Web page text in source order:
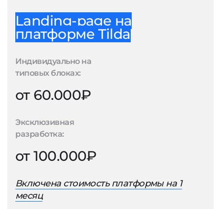
Landing-page на
платформе Tilda
Индивидуально на
типовых блоках:
от 60.000₽
Эксклюзивная
разработка:
от 100.000₽
Включена стоимость платформы на 1
месяц